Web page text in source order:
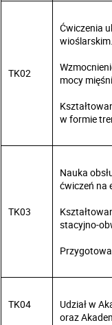
TK02
Ćwiczenia
wioślarskim.
mocy
w formie
TK03
Nauka
ćwiczeń na
stacyjno-
TK04
Udział w
oraz